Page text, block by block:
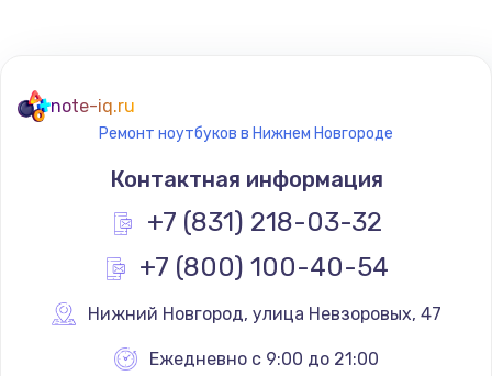
Замена процессора
1290 руб.
Заказать
Замена системы охлаждения
note-iq.ru
Ремонт ноутбуков в Нижнем Новгороде
Контактная информация
+7 (831) 218-03-32
+7 (800) 100-40-54
Нижний Новгород, улица Невзоровых, 47
Ежедневно с 9:00 до 21:00